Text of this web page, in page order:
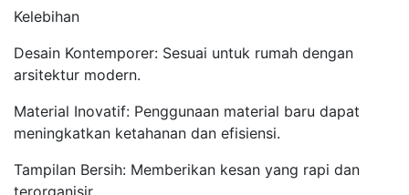
Kelebihan
Desain Kontemporer: Sesuai untuk rumah dengan
arsitektur modern.
Material Inovatif: Penggunaan material baru dapat
meningkatkan ketahanan dan efisiensi.
Tampilan Bersih: Memberikan kesan yang rapi dan
terorganisir.